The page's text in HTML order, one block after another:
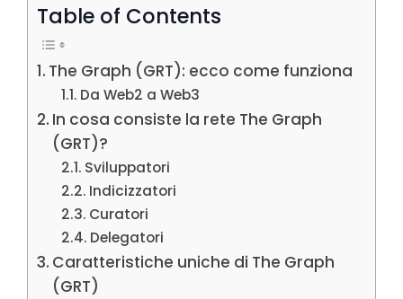
Table of Contents
The Graph (GRT): ecco come funziona
Da Web2 a Web3
In cosa consiste la rete The Graph
(GRT)?
Sviluppatori
Indicizzatori
Curatori
Delegatori
Caratteristiche uniche di The Graph
(GRT)